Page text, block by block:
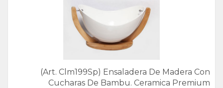
(Art. Clm199Sp) Ensaladera De Madera Con
Cucharas De Bambu. Ceramica Premium